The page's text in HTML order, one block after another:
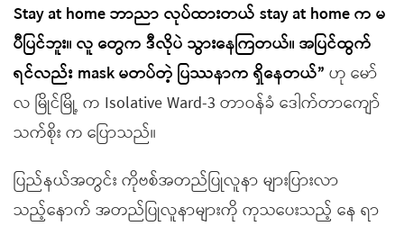
Stay at home ဘာညာ လုပ်ထားတယ် stay at home က မ
ပီပြင်ဘူး။ လူ တွေက ဒီလိုပဲ သွားနေကြတယ်။ အပြင်ထွက်
ရင်လည်း mask မတပ်တဲ့ ပြဿနာက ရှိနေတယ်” ဟု မော်
လ မြိုင်မြို့ က Isolative Ward-3 တာဝန်ခံ ဒေါက်တာကျော်
သက်စိုး က ပြောသည်။
ပြည်နယ်အတွင်း ကိုဗစ်အတည်ပြုလူနာ များပြားလာ
သည့်နောက် အတည်ပြုလူနာများကို ကုသပေးသည့် နေ ရာ